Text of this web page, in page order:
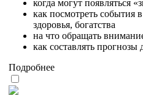
когда могут появляться
как посмотреть события
здоровья, богатства
на что обращать
как составлять прогнозы
Подробнее